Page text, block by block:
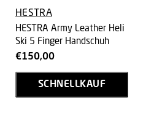
HESTRA
HESTRA Army Leather Heli
Ski 5 Finger Handschuh
€150,00
SCHNELLKAUF